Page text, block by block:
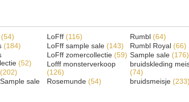
(54)
(184)
(52)
(202)
sale
LoFff (116)
LoFff sample sale (143)
LoFff zomercollectie (59)
Lofff monsterverkoop
(126)
Rosemunde (54)
Rumbl (64)
Rumbl Royal (66)
Sample sale (176)
bruidskleding
(74)
bruidsmeisje (233)